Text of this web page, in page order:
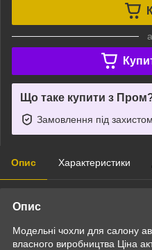
Що таке купити з
Замовлення під захистом
Опис Характеристики
Опис
Модельні чохли для салону
власного виробництва Ціна